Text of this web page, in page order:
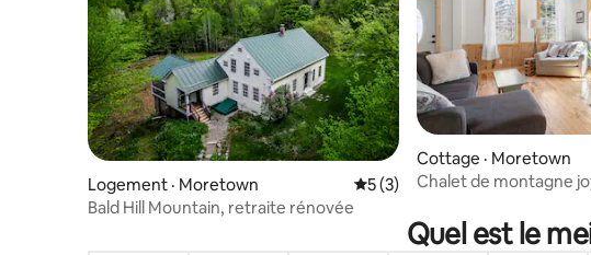
Logement · Moretown Note moyenne de 5 sur 5, 3
5 (3)
Bald Hill Mountain, retraite rénovée
Cottage · Moretown
Chalet de montagne
Quel est le